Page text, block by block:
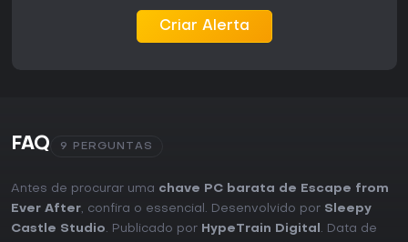
Criar Alerta
FAQ 9 PERGUNTAS
Antes de procurar uma chave PC barata de Escape from
Ever After, confira o essencial. Desenvolvido por Sleepy
Castle Studio. Publicado por HypeTrain Digital . Data de